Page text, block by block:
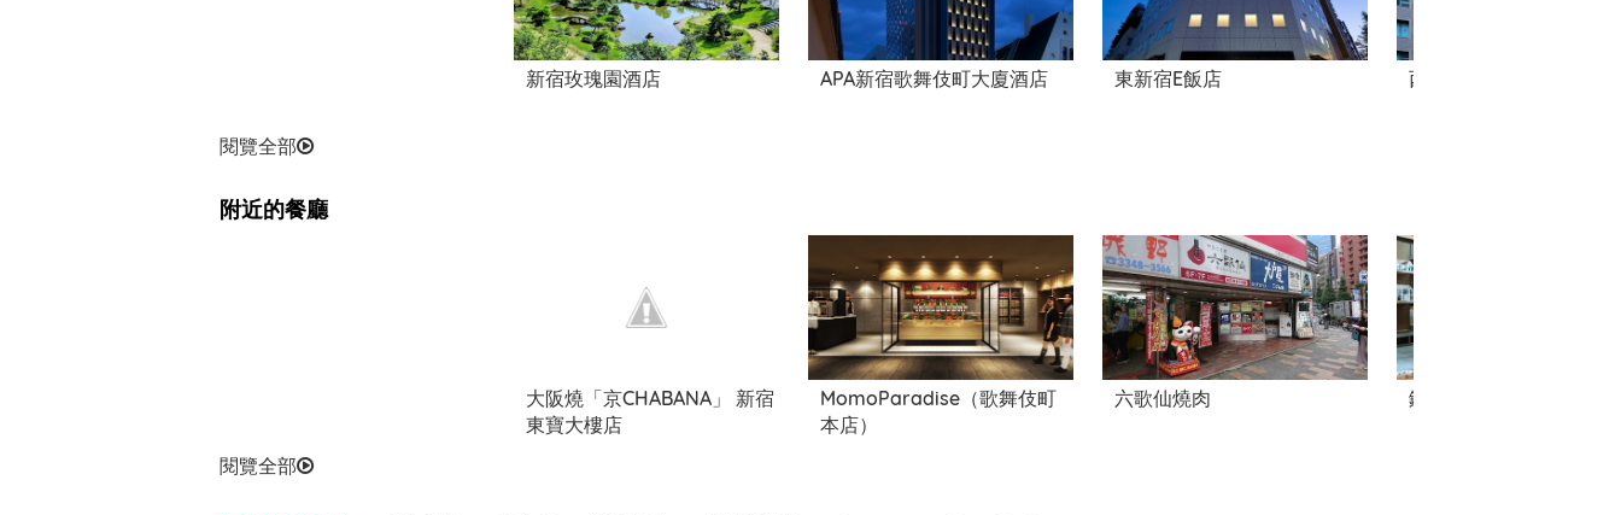
新宿玫瑰園酒店 APA新宿歌舞伎町大廈酒店 東新宿E飯店 西鐵INN 新宿
閱覽全部
附近的餐廳
大阪燒「京CHABANA」 新宿
東寶大樓店
MomoParadise（歌舞伎町
本店）
六歌仙燒肉 鐵板Baby新宿東口店
閱覽全部